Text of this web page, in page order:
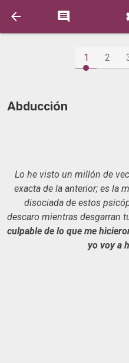
 
1 2
Abducción
Lo he visto un millón de
exacta de la anterior; es la
disociada de estos
descaro mientras desgarran
culpable de lo que me
yo voy a